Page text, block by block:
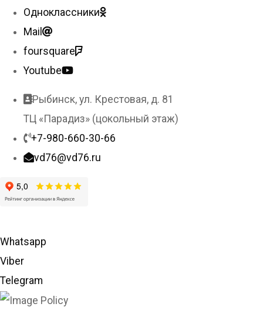
Одноклассники
Mail
foursquare
Youtube
Рыбинск, ул. Крестовая, д. 81
ТЦ «Парадиз» (цокольный этаж)
+7-980-660-30-66
vd76@vd76.ru
Whatsapp
Viber
Telegram